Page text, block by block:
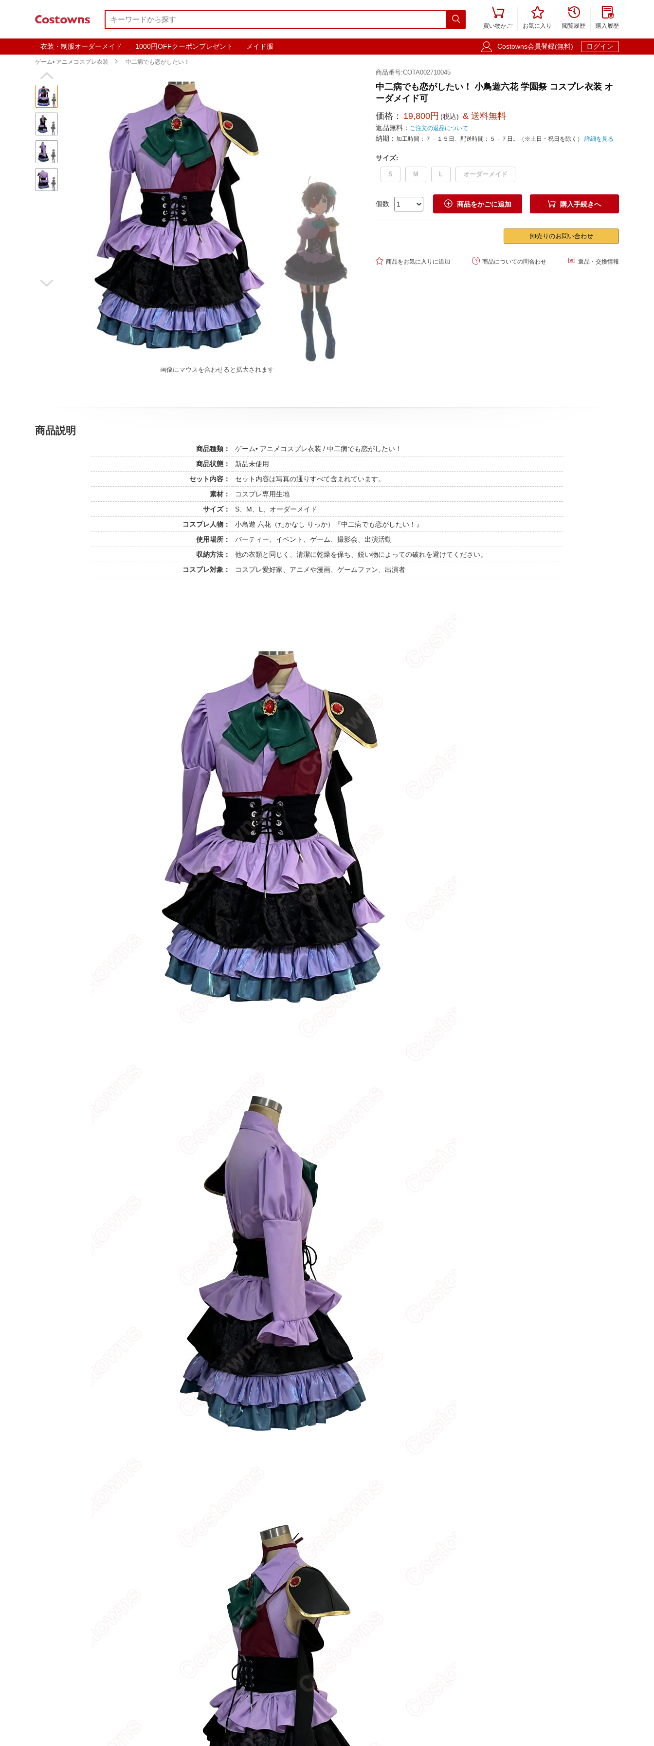


買い物かご

お気に入り

閲覧履歴

購入履歴
衣装・制服オーダーメイド 1000円OFFクーポンプレゼント メイド服  Costowns会員登録(無料) ログイン
ゲーム• アニメコスプレ衣装  中二病でも恋がしたい！


画像にマウスを合わせると拡大されます
商品番号:COTA002710045
中二病でも恋がしたい！ 小鳥遊六花 学園祭 コスプレ衣装 オ
ーダメイド可
価格： 19,800円 (税込) & 送料無料
返品無料： ご注文の返品について
納期： 加工時間：７－１５日、配送時間：５－７日。（※土日・祝日を除く） 詳細を見る
サイズ:
S M L オーダーメイド
個数  商品をかごに追加  購入手続きへ
卸売りのお問い合わせ
 商品をお気に入りに追加  商品についての問合わせ  返品・交換情報
商品説明
商品種類：
ゲーム• アニメコスプレ衣装 / 中二病でも恋がしたい！
商品状態：
新品未使用
セット内容：
セット内容は写真の通りすべて含まれています。
素材：
コスプレ専用生地
サイズ：
S、M、L、オーダーメイド
コスプレ人物：
小鳥遊 六花（たかなし りっか）『中二病でも恋がしたい！』
使用場所：
パーティー、イベント、ゲーム、撮影会、出演活動
収納方法：
他の衣類と同じく、清潔に乾燥を保ち、鋭い物によっての破れを避けてください。
コスプレ対象：
コスプレ愛好家、アニメや漫画、ゲームファン、出演者